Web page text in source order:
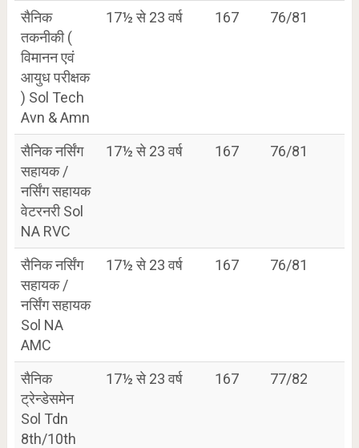
सैनिक
तकनीकी (
विमानन एवं
आयुध परीक्षक
) Sol Tech
Avn & Amn
17½ से 23 वर्ष 167 76/81
सैनिक नर्सिंग
सहायक /
नर्सिंग सहायक
वेटरनरी Sol
NA RVC
17½ से 23 वर्ष 167 76/81
सैनिक नर्सिंग
सहायक /
नर्सिंग सहायक
Sol NA
AMC
17½ से 23 वर्ष 167 76/81
सैनिक
ट्रेन्डेसमेन
Sol Tdn
8th/10th
17½ से 23 वर्ष 167 77/82